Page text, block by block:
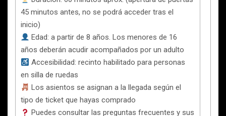
45 minutos antes, no se podrá acceder tras el
inicio)
Edad: a partir de 8 años. Los menores de 16
años deberán acudir acompañados por un adulto
Accesibilidad: recinto habilitado para personas
en silla de ruedas
Los asientos se asignan a la llegada según el
tipo de ticket que hayas comprado
Puedes consultar las preguntas frecuentes y sus